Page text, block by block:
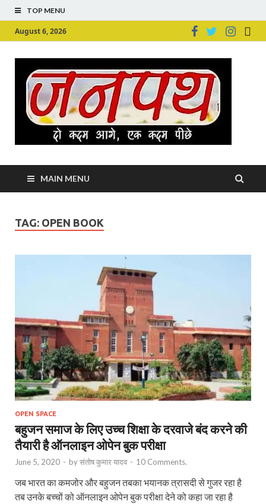
TOP MENU
August 6, 2026
MAIN MENU
TAG: OPEN BOOK
OPEN SPACE
बहुजन समाज के लिए उच्च शिक्षा के दरवाजे बंद करने की
तैयारी है ऑनलाइन ओपेन बुक परीक्षा
June 5, 2020 - byसंतोष कुमार यादव - 10 Comments.
जब भारत का कमजोर और बहुजन तबका भयानक त्रासदी से गुजर रहा है
तब उनके बच्चों को ऑनलाइन ओपेन बुक परीक्षा देने को कहा जा रहा है